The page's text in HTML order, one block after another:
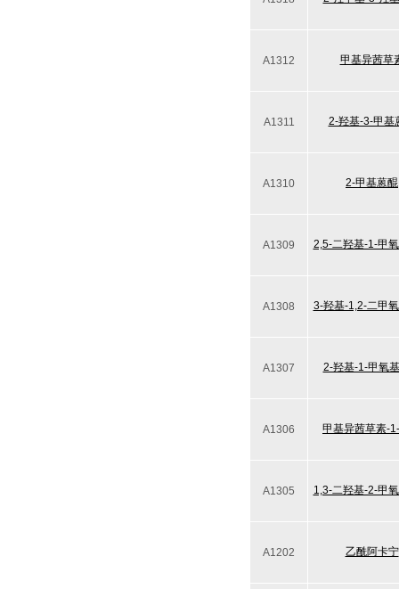
A1312 甲基异茜草
A1311 2-羟基-3-甲基
A1310 2-甲基蒽醌
A1309 2,5-二羟基-1-甲
A1308 3-羟基-1,2-二甲
A1307 2-羟基-1-甲氧
A1306 甲基异茜草素-
A1305 1,3-二羟基-2-甲
A1202 乙酰阿卡宁